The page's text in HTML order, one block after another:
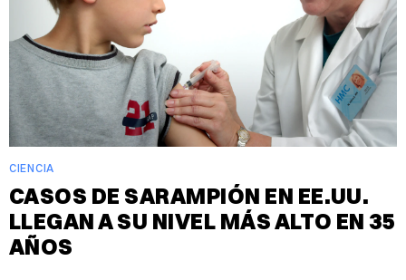
CIENCIA
CASOS DE SARAMPIÓN EN EE.UU.
LLEGAN A SU NIVEL MÁS ALTO EN 35
AÑOS